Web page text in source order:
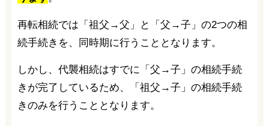
再転相続では「祖父→父」と「父→子」の2つの相
続手続きを、同時期に行うこととなります。
しかし、代襲相続はすでに「父→子」の相続手続
きが完了しているため、「祖父→子」の相続手続
きのみを行うこととなります。